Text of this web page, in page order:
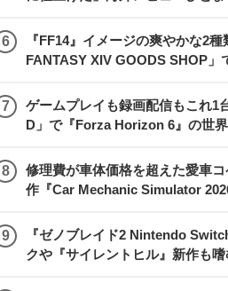
『FF14』イメージの爽やかな2
FANTASY XIV GOODS SHOP」
ゲームプレイも録画配信もこれ
D」で『Forza Horizon 6』の世
修理費が車体価格を超えた愛車
作『Car Mechanic Simulator
『ゼノブレイド2 Nintendo
クや『サイレントヒル』新作も